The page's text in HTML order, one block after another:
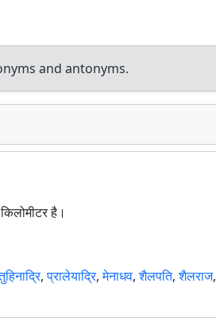
and antonyms.
है।
,प्रालेयाद्रि,मेनाधव,शैलपति,शैलराज,